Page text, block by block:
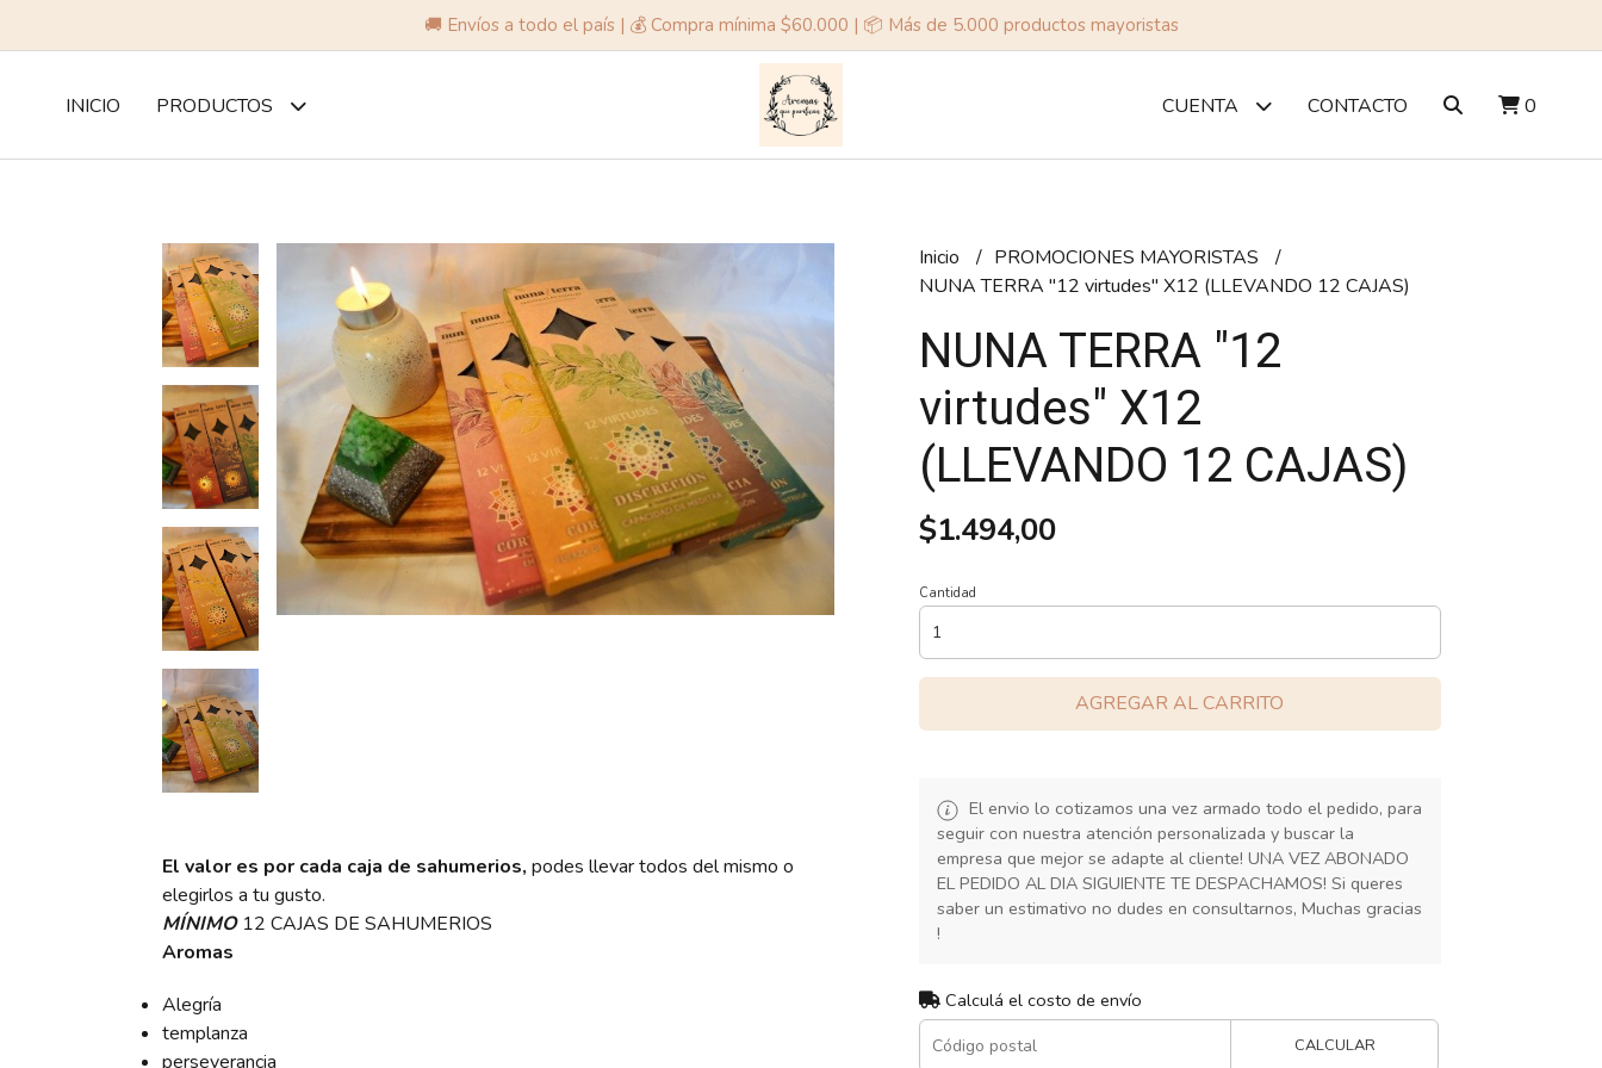
🚚 Envíos a todo el país | 💰 Compra mínima $60.000 | 📦 Más de 5.000 productos mayoristas
INICIO PRODUCTOS CUENTA CONTACTO 0
El valor es por cada caja de sahumerios, podes llevar todos del mismo o
elegirlos a tu gusto.
MÍNIMO12 CAJAS DE SAHUMERIOS
Aromas
Alegría
templanza
perseverancia
Inicio
PROMOCIONES MAYORISTAS
NUNA TERRA "12 virtudes" X12 (LLEVANDO 12 CAJAS)
NUNA TERRA "12
virtudes" X12
(LLEVANDO 12 CAJAS)
$1.494,00
Cantidad
AGREGAR AL CARRITO
El envio lo cotizamos una vez armado todo el pedido, para
seguir con nuestra atención personalizada y buscar la
empresa que mejor se adapte al cliente! UNA VEZ ABONADO
EL PEDIDO AL DIA SIGUIENTE TE DESPACHAMOS! Si queres
saber un estimativo no dudes en consultarnos, Muchas gracias
!
Calculá el costo de envío
CALCULAR